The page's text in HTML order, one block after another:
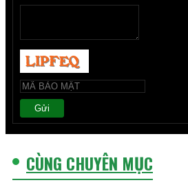
Gửi
CÙNG CHUYÊN MỤC